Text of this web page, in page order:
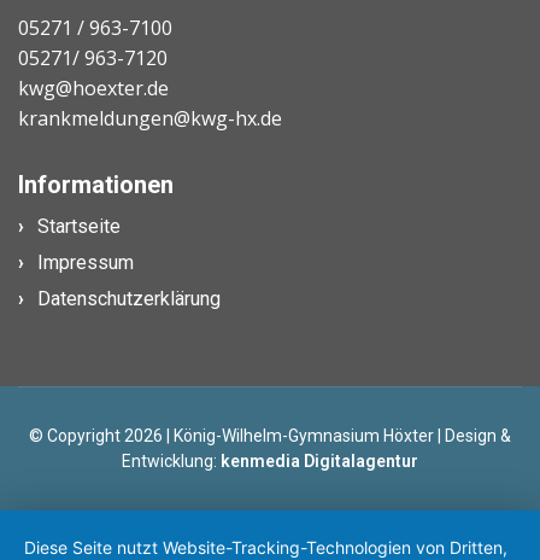
05271 / 963-7100
05271/ 963-7120
kwg@hoexter.de
krankmeldungen@kwg-hx.de
Informationen
Startseite
Impressum
Datenschutzerklärung
© Copyright 2026 | König-Wilhelm-Gymnasium Höxter | Design &
Entwicklung: kenmedia Digitalagentur
Diese Seite nutzt Website-Tracking-Technologien von Dritten,